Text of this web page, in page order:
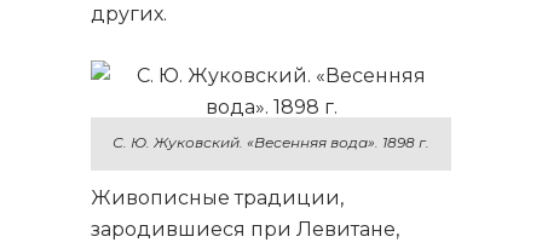
других.
С. Ю. Жуковский. «Весенняя вода». 1898 г.
Живописные традиции,
зародившиеся при Левитане,